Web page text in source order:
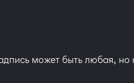
может быть любая, но